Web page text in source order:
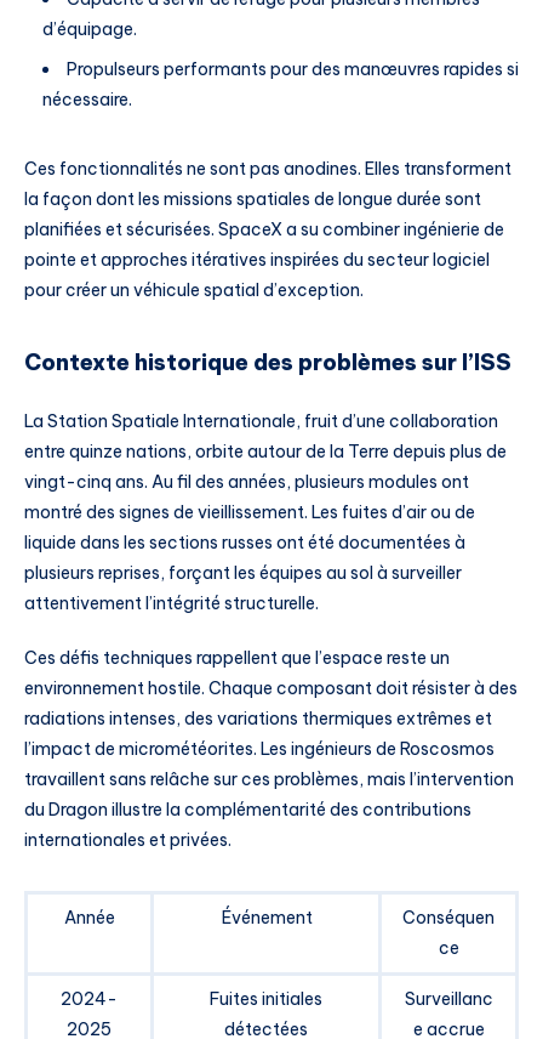
d’équipage.
Propulseurs performants pour des manœuvres rapides si
nécessaire.
Ces fonctionnalités ne sont pas anodines. Elles transforment
la façon dont les missions spatiales de longue durée sont
planifiées et sécurisées. SpaceX a su combiner ingénierie de
pointe et approches itératives inspirées du secteur logiciel
pour créer un véhicule spatial d’exception.
Contexte historique des problèmes sur l’ISS
La Station Spatiale Internationale, fruit d’une collaboration
entre quinze nations, orbite autour de la Terre depuis plus de
vingt-cinq ans. Au fil des années, plusieurs modules ont
montré des signes de vieillissement. Les fuites d’air ou de
liquide dans les sections russes ont été documentées à
plusieurs reprises, forçant les équipes au sol à surveiller
attentivement l’intégrité structurelle.
Ces défis techniques rappellent que l’espace reste un
environnement hostile. Chaque composant doit résister à des
radiations intenses, des variations thermiques extrêmes et
l’impact de micrométéorites. Les ingénieurs de Roscosmos
travaillent sans relâche sur ces problèmes, mais l’intervention
du Dragon illustre la complémentarité des contributions
internationales et privées.
Année Événement
Conséquen
ce
2024-
2025
Fuites initiales
détectées
Surveillanc
e accrue